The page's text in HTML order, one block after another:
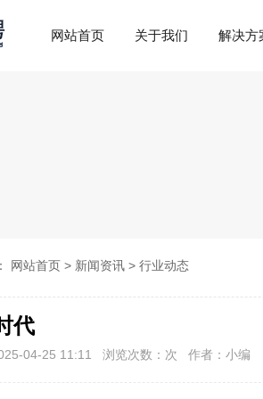
网站首页 关于我们 解决方
网站首页 > 新闻资讯 > 行业动态
代
04-25 11:11 浏览次数： 次 作者：小编